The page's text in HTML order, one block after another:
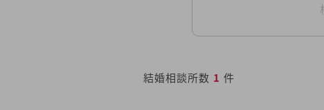
結婚相談所数 1 件